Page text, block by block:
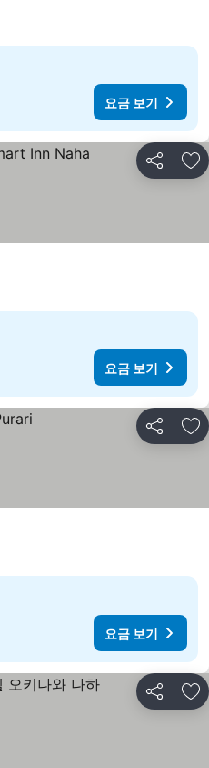
요금 보기
공유 즐
요금 보기
공유 즐
요금 보기
공유 즐